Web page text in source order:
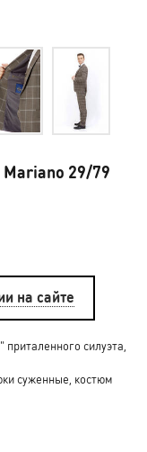
29/79
на сайте
силуэта,
суженные, костюм